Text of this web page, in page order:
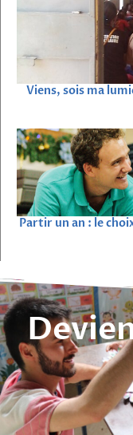
Viens, sois ma
Partir un an : le